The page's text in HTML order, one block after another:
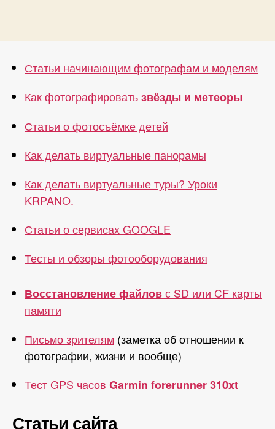
Статьи начинающим фотографам и моделям
Как фотографироватьзвёзды и метеоры
Статьи о фотосъёмке детей
Как делать виртуальные панорамы
Как делать виртуальные туры? Уроки
KRPANO.
Статьи о сервисах GOOGLE
Тесты и обзоры фотооборудования
Восстановление файловс SD или CF карты
памяти
Письмо зрителям (заметка об отношении к
фотографии, жизни и вообще)
Тест GPS часов Garmin forerunner 310xt
Статьи сайта